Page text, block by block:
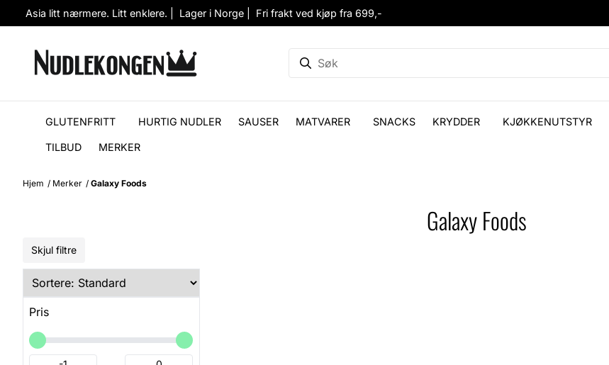
Hopp til innhold
Asia litt nærmere. Litt enklere. | Lager i Norge | Fri frakt ved kjøp fra 699,-
GLUTENFRITT HURTIG NUDLER SAUSER MATVARER SNACKS KRYDDER KJØKKENUTSTYR
TILBUD MERKER
Hjem / Merker / Galaxy Foods
Galaxy Foods
Skjul filtre
Pris